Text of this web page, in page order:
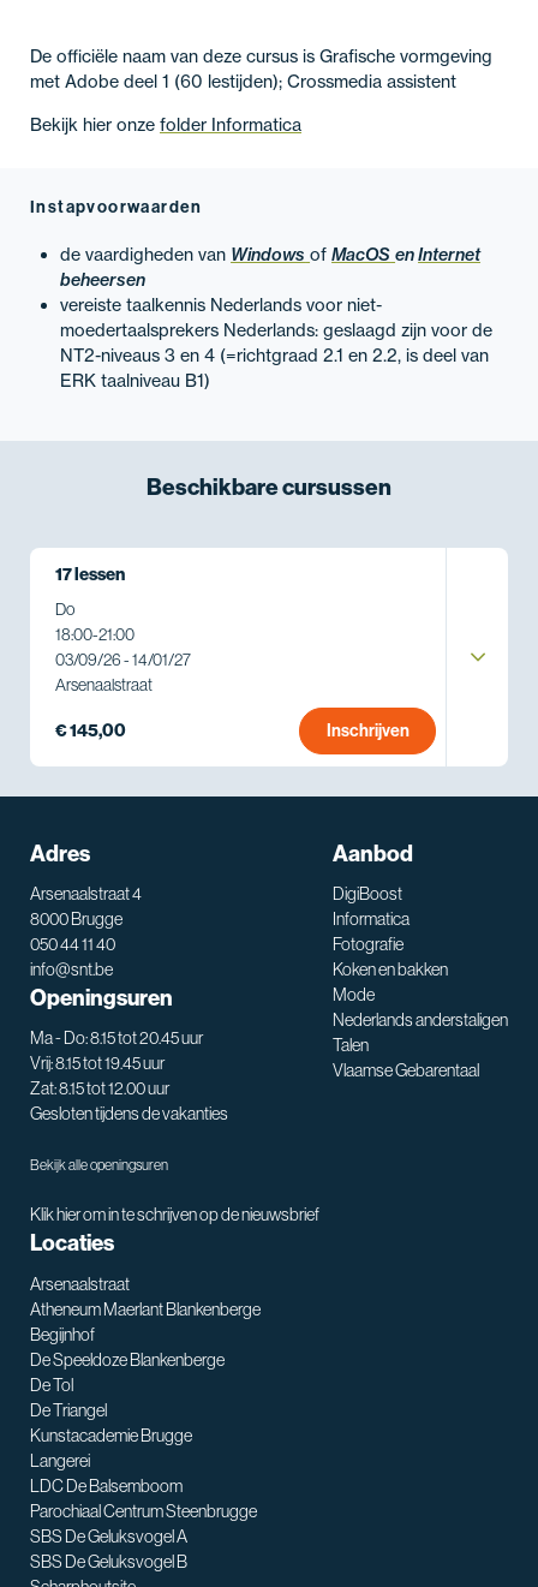
De officiële naam van deze cursus is Grafische vormgeving
met Adobe deel 1 (60 lestijden); Crossmedia assistent
Bekijk hier onze folder Informatica
Instapvoorwaarden
de vaardigheden van Windows ofMacOS enInternet
beheersen
vereiste taalkennis Nederlands voor niet-
moedertaalsprekers Nederlands: geslaagd zijn voor de
NT2-niveaus 3 en 4 (=richtgraad 2.1 en 2.2, is deel van
ERK taalniveau B1)
Beschikbarecursussen
17 lessen
Do
18:00-21:00
03/09/26 - 14/01/27
Arsenaalstraat
€ 145,00 Inschrijven
Adres
Arsenaalstraat 4
8000 Brugge
050 44 11 40
info@snt.be
Openingsuren
Ma - Do: 8.15 tot 20.45 uur
Vrij: 8.15 tot 19.45 uur
Zat: 8.15 tot 12.00 uur
Gesloten tijdens de vakanties
Bekijk alle openingsuren
Klik hier om in te schrijven op de nieuwsbrief
Aanbod
DigiBoost
Informatica
Fotografie
Koken en bakken
Mode
Nederlands anderstaligen
Talen
Vlaamse Gebarentaal
Locaties
Arsenaalstraat
Atheneum Maerlant Blankenberge
Begijnhof
De Speeldoze Blankenberge
De Tol
De Triangel
Kunstacademie Brugge
Langerei
LDC De Balsemboom
Parochiaal Centrum Steenbrugge
SBS De Geluksvogel A
SBS De Geluksvogel B
SNT assistent
Waarmee kan ik je helpen?